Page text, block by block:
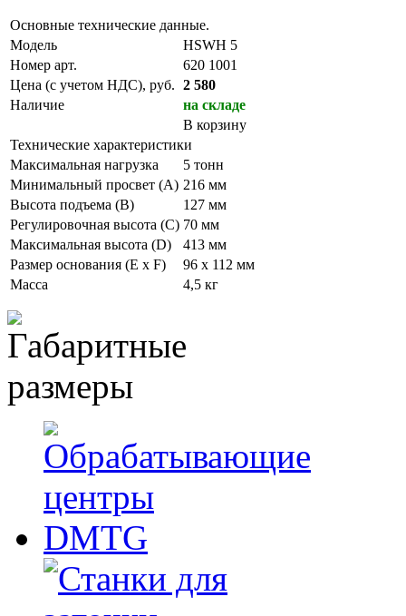
Основные технические данные.
Модель
HSWH 5
Номер арт.
620 1001
Цена (с учетом НДС), руб. 2 580
Наличие
на складе
В корзину
Технические характеристики
Максимальная нагрузка
5 тонн
Минимальный просвет (А) 216 мм
Высота подъема (В)
127 мм
Регулировочная высота (С) 70 мм
Максимальная высота (D)
413 мм
Размер основания (E x F)
96 х 112 мм
Масса
4,5 кг